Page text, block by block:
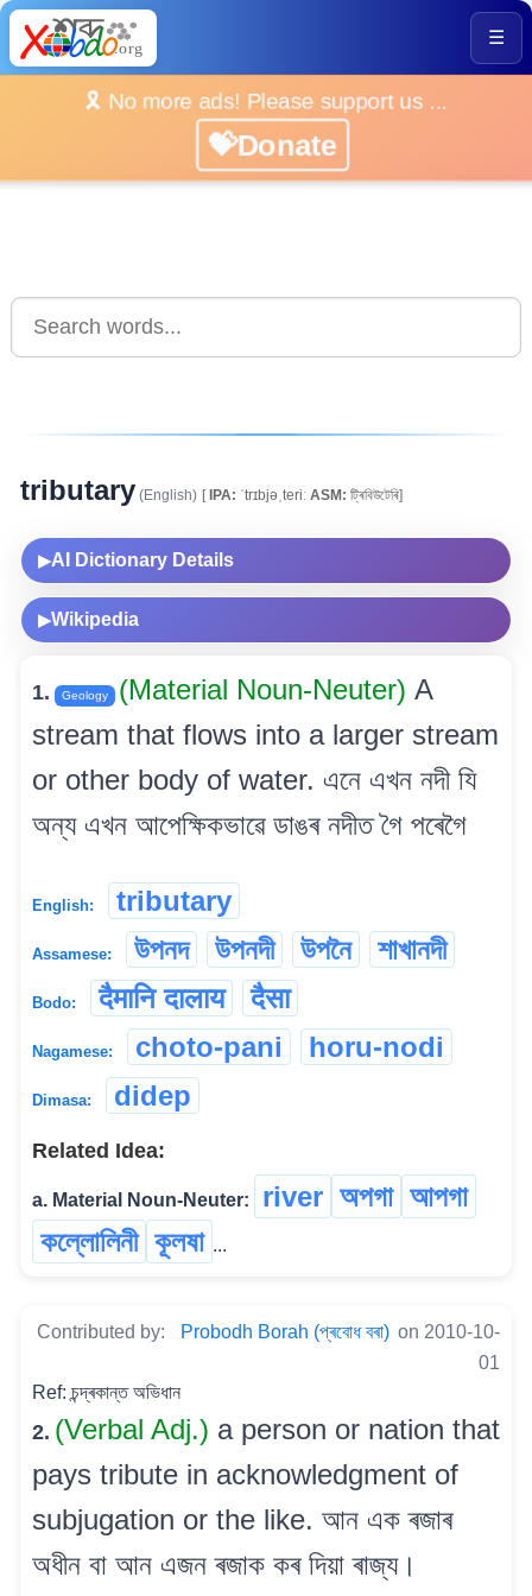
☰
🎗️ No more ads! Please support us ...
💝Donate
tributary (English) [IPA: ˈtrɪbjəˌteriː ASM: ট্ৰিবিউটেৰি]
▶AI Dictionary Details
▶Wikipedia
1. Geology (Material Noun-Neuter) A
stream that flows into a larger stream
or other body of water. এনে এখন নদী যি
অন্য এখন আপেক্ষিকভাৱে ডাঙৰ নদীত গৈ পৰেগৈ
English: tributary
Assamese: উপনদ উপনদী উপনৈ শাখানদী
Bodo: दैमानि दालाय दैसा
Nagamese: choto-pani horu-nodi
Dimasa: didep
Related Idea:
a. Material Noun-Neuter: river অপগা আপগা
কল্লোলিনী কূলষা ...
Contributed by: Probodh Borah (প্ৰবোধ বৰা) on 2010-10-
01
Ref: চন্দ্ৰকান্ত অভিধান
2. (Verbal Adj.) a person or nation that
pays tribute in acknowledgment of
subjugation or the like. আন এক ৰজাৰ
অধীন বা আন এজন ৰজাক কৰ দিয়া ৰাজ্য।